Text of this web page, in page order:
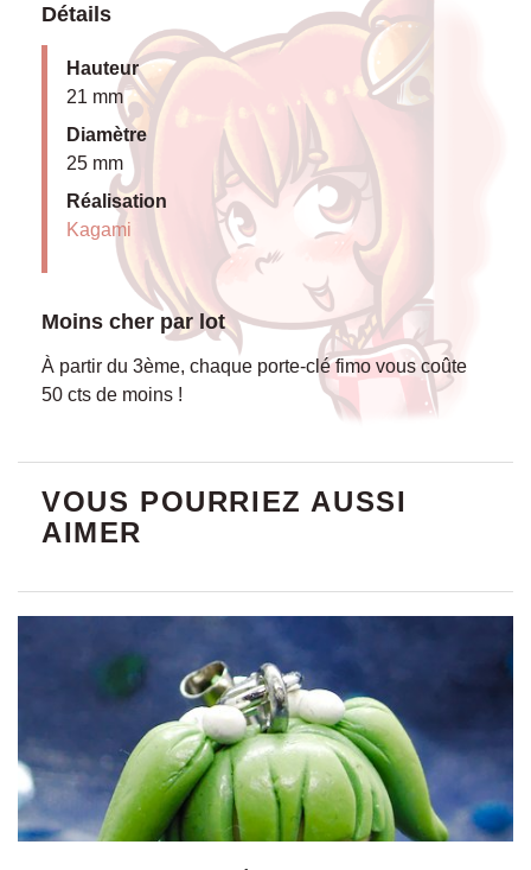
Détails
Hauteur
21 mm
Diamètre
25 mm
Réalisation
Kagami
Moins cher par lot
À partir du 3ème, chaque porte-clé fimo vous coûte
50 cts de moins !
VOUS POURRIEZ AUSSI
AIMER